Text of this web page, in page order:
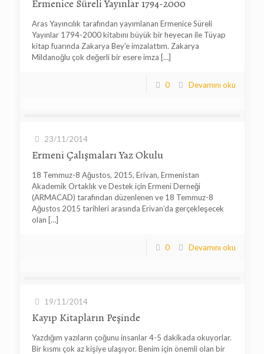
Ermenice Süreli Yayınlar 1794-2000
Aras Yayıncılık tarafından yayımlanan Ermenice Süreli
Yayınlar 1794-2000 kitabını büyük bir heyecan ile Tüyap
kitap fuarında Zakarya Bey’e imzalattım. Zakarya
Mildanoğlu çok değerli bir esere imza […]
0 Devamını oku
23/11/2014
Ermeni Çalışmaları Yaz Okulu
18 Temmuz-8 Ağustos, 2015, Erivan, Ermenistan
Akademik Ortaklık ve Destek için Ermeni Derneği
(ARMACAD) tarafından düzenlenen ve 18 Temmuz-8
Ağustos 2015 tarihleri arasında Erivan’da gerçekleşecek
olan […]
0 Devamını oku
19/11/2014
Kayıp Kitapların Peşinde
Yazdığım yazıların çoğunu insanlar 4-5 dakikada okuyorlar.
Bir kısmı çok az kişiye ulaşıyor. Benim için önemli olan bir